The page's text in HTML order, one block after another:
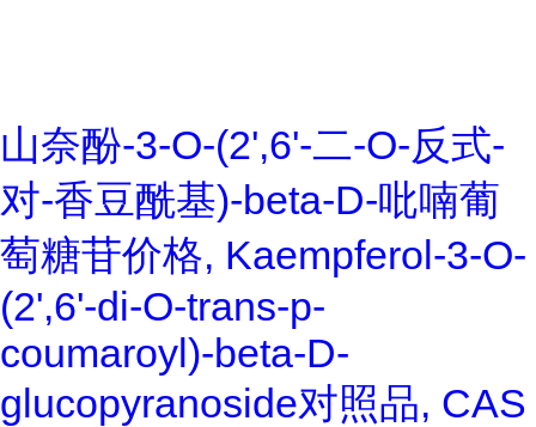
山奈酚-3-O-(2',6'-二-O-反式-
对-香豆酰基)-beta-D-吡喃葡
萄糖苷价格, Kaempferol-3-O-
(2',6'-di-O-trans-p-
coumaroyl)-beta-D-
glucopyranoside对照品, CAS